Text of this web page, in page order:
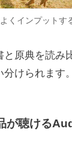
くインプットす
原典を読み
けられます。
が聴ける